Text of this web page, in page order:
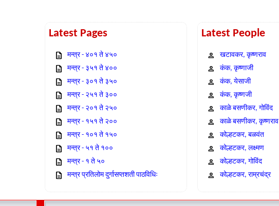
Latest Pages
मन्त्र - ४०१ ते ४५०
मन्त्र - ३५१ ते ४००
मन्त्र - ३०१ ते ३५०
मन्त्र - २५१ ते ३००
मन्त्र - २०१ ते २५०
मन्त्र - १५१ ते २००
मन्त्र - १०१ ते १५०
मन्त्र - ५१ ते १००
मन्त्र - १ ते ५०
मन्त्र प्रतिलोम दुर्गासप्तशती पाठविधिः
Latest People
खटावकर, कृष्णराव
कंक, कृष्णाजी
कंक, येसाजी
कंक, कृष्णजी
काळे बसणीकर, गोविंद
काळे बसणीकर, कृष्णराव
कोल्हटकर, बळवंत
कोल्हटकर, लक्ष्मण
कोल्हटकर, गोविंद
कोल्हटकर, राम्रचंद्र